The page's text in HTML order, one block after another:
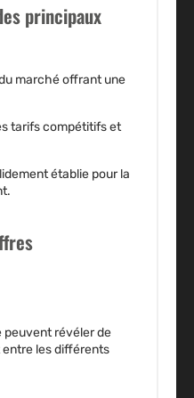
principaux
marché offrant une
tarifs compétitifs et
établie pour la
peuvent révéler de
les différents